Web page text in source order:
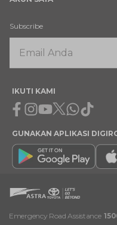
Subscribe
IKUTI KAMI
Facebook
Instagram
Youtube
X Whatsapp
Tiktok
GUNAKAN APLIKASI
Emergency Road Assistance